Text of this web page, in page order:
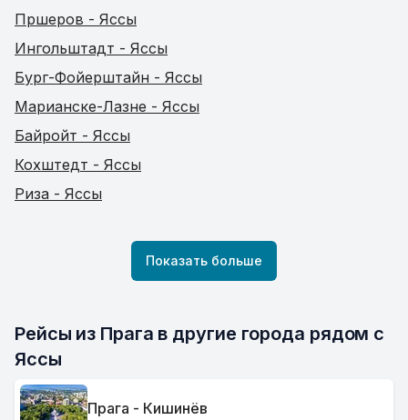
Пршеров - Яссы
Ингольштадт - Яссы
Бург-Фойерштайн - Яссы
Марианске-Лазне - Яссы
Байройт - Яссы
Кохштедт - Яссы
Риза - Яссы
Показать больше
Рейсы из Прага в другие города рядом с
Яссы
Прага - Кишинёв